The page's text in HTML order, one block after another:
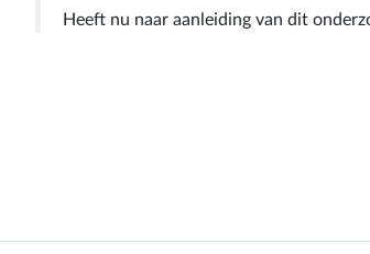
Heeft nu naar aanleiding van dit